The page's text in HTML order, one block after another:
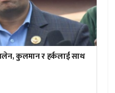
कुलमान र हर्कलाई साथ